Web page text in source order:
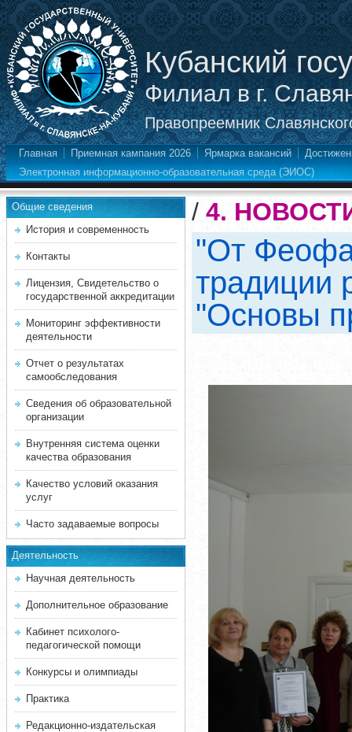
Кубанский
Филиал в г.
Правопреемник
Главная Приемная кампания 2026 Ярмарка вакансий
Электронная информационно-образовательная среда (ЭИОС)
Общие сведения
История и современность
Контакты
Лицензия, Свидетельство о
государственной аккредитации
Мониторинг эффективности
деятельности
Отчет о результатах
самообследования
Сведения об образовательной
организации
Внутренняя система оценки
качества образования
Качество условий оказания
услуг
Часто задаваемые вопросы
Деятельность
Научная деятельность
Дополнительное образование
Кабинет психолого-
педагогической помощи
Конкурсы и олимпиады
Практика
Редакционно-издательская
/ 4.
"От
традиции
"Основы